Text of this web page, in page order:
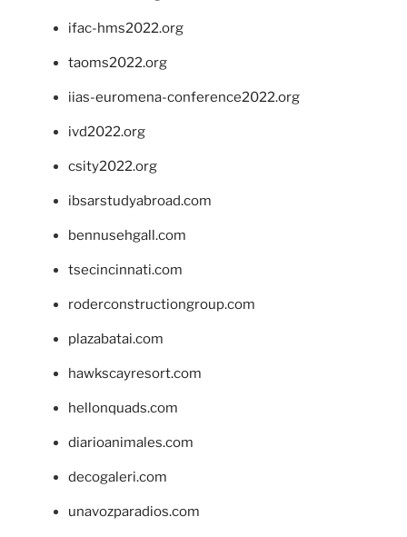
ifac-hms2022.org
taoms2022.org
iias-euromena-conference2022.org
ivd2022.org
csity2022.org
ibsarstudyabroad.com
bennusehgall.com
tsecincinnati.com
roderconstructiongroup.com
plazabatai.com
hawkscayresort.com
hellonquads.com
diarioanimales.com
decogaleri.com
unavozparadios.com